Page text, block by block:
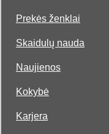
Prekės ženklai
Skaidulų nauda
Naujienos
Kokybė
Karjera